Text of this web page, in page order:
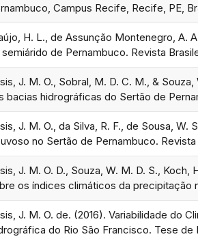
Campus Recife, Recife, PE,
H. L., de Assunção Montenegro, A.
de Pernambuco. Revista
J. M. O., Sobral, M. D. C. M., &
bacias hidrográficas do Sertão de
J. M. O., da Silva, R. F., de Sousa,
no Sertão de Pernambuco.
J. M. O. D., Souza, W. M. D. S.,
os índices climáticos da precipitação
J. M. O. de. (2016). Variabilidade do
do Rio São Francisco. Tese